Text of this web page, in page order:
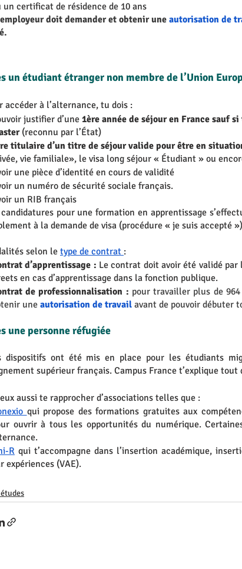
un certificat de résidence de 10 ans
employeur doit demander et obtenir une autorisation de
un étudiant étranger non membre de l’Union
accéder à l’alternance, tu dois :
justifier d’une 1ère année de séjour en France sauf
(reconnu par l’État)
titulaire d’un titre de séjour valide pour être en
vie familiale», le visa long séjour « Étudiant » ou
une pièce d’identité en cours de validité
un numéro de sécurité sociale français.
un RIB français
pour une formation en apprentissage
à la demande de visa (procédure « je suis accepté
selon le type de contrat :
d’apprentissage : Le contrat doit avoir été validé par
en cas d’apprentissage dans la fonction publique.
de professionnalisation : pour travailler plus de
une autorisation de travail avant de pouvoir débuter
une personne réfugiée
dispositifs ont été mis en place pour les étudiants
supérieur français. Campus France t’explique tout
aussi te rapprocher d’associations telles que :
qui propose des formations gratuites aux
ouvrir à tous les opportunités du numérique.
R qui t’accompagne dans l’insertion académique,
expériences (VAE).